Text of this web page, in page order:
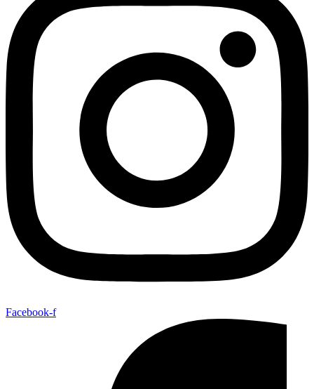
Facebook-f